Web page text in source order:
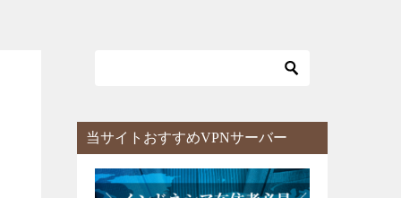
当サイトおすすめVPNサーバー